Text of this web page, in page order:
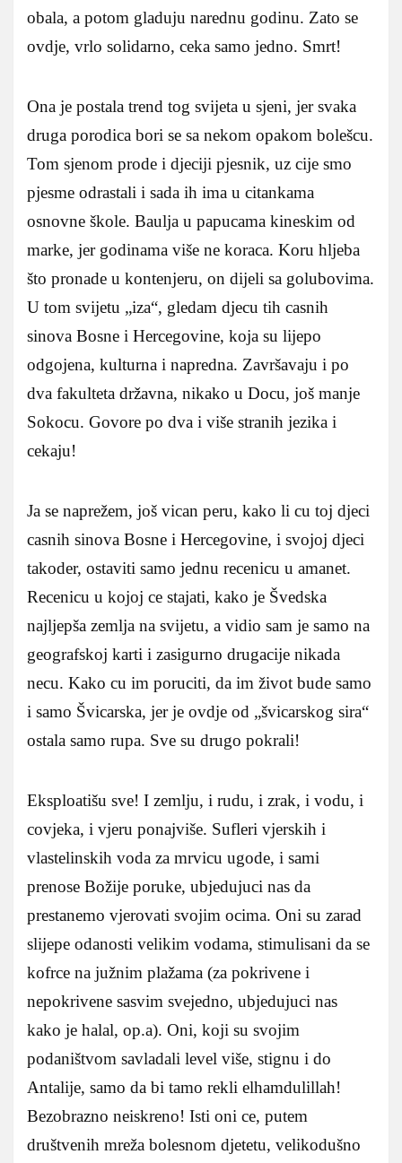
obala, a potom gladuju narednu godinu. Zato se
ovdje, vrlo solidarno, ceka samo jedno. Smrt!
Ona je postala trend tog svijeta u sjeni, jer svaka
druga porodica bori se sa nekom opakom bolešcu.
Tom sjenom prode i djeciji pjesnik, uz cije smo
pjesme odrastali i sada ih ima u citankama
osnovne škole. Baulja u papucama kineskim od
marke, jer godinama više ne koraca. Koru hljeba
što pronade u kontenjeru, on dijeli sa golubovima.
U tom svijetu „iza“, gledam djecu tih casnih
sinova Bosne i Hercegovine, koja su lijepo
odgojena, kulturna i napredna. Završavaju i po
dva fakulteta državna, nikako u Docu, još manje
Sokocu. Govore po dva i više stranih jezika i
cekaju!
Ja se naprežem, još vican peru, kako li cu toj djeci
casnih sinova Bosne i Hercegovine, i svojoj djeci
takoder, ostaviti samo jednu recenicu u amanet.
Recenicu u kojoj ce stajati, kako je Švedska
najljepša zemlja na svijetu, a vidio sam je samo na
geografskoj karti i zasigurno drugacije nikada
necu. Kako cu im poruciti, da im život bude samo
i samo Švicarska, jer je ovdje od „švicarskog sira“
ostala samo rupa. Sve su drugo pokrali!
Eksploatišu sve! I zemlju, i rudu, i zrak, i vodu, i
covjeka, i vjeru ponajviše. Sufleri vjerskih i
vlastelinskih voda za mrvicu ugode, i sami
prenose Božije poruke, ubjedujuci nas da
prestanemo vjerovati svojim ocima. Oni su zarad
slijepe odanosti velikim vodama, stimulisani da se
kofrce na južnim plažama (za pokrivene i
nepokrivene sasvim svejedno, ubjedujuci nas
kako je halal, op.a). Oni, koji su svojim
podaništvom savladali level više, stignu i do
Antalije, samo da bi tamo rekli elhamdulillah!
Bezobrazno neiskreno! Isti oni ce, putem
društvenih mreža bolesnom djetetu, velikodušno